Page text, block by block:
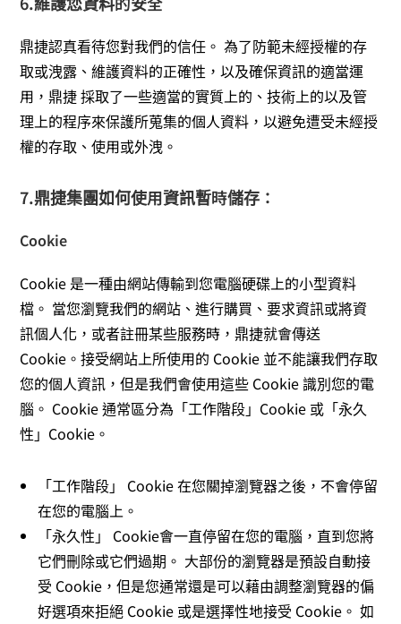
鼎捷認真看待您對我們的信任。 為了防範未經授權的存
取或洩露、維護資料的正確性，以及確保資訊的適當運
用，鼎捷 採取了一些適當的實質上的、技術上的以及管
理上的程序來保護所蒐集的個人資料，以避免遭受未經授
權的存取、使用或外洩。
7.鼎捷集團如何使用資訊暫時儲存：
Cookie
Cookie 是一種由網站傳輸到您電腦硬碟上的小型資料
檔。 當您瀏覽我們的網站、進行購買、要求資訊或將資
訊個人化，或者註冊某些服務時，鼎捷就會傳送
Cookie。接受網站上所使用的 Cookie 並不能讓我們存取
您的個人資訊，但是我們會使用這些 Cookie 識別您的電
腦。 Cookie 通常區分為「工作階段」Cookie 或「永久
性」Cookie。
「工作階段」 Cookie 在您關掉瀏覽器之後，不會停留
在您的電腦上。
「永久性」 Cookie會一直停留在您的電腦，直到您將
它們刪除或它們過期。 大部份的瀏覽器是預設自動接
受 Cookie，但是您通常還是可以藉由調整瀏覽器的偏
好選項來拒絕 Cookie 或是選擇性地接受 Cookie。 如